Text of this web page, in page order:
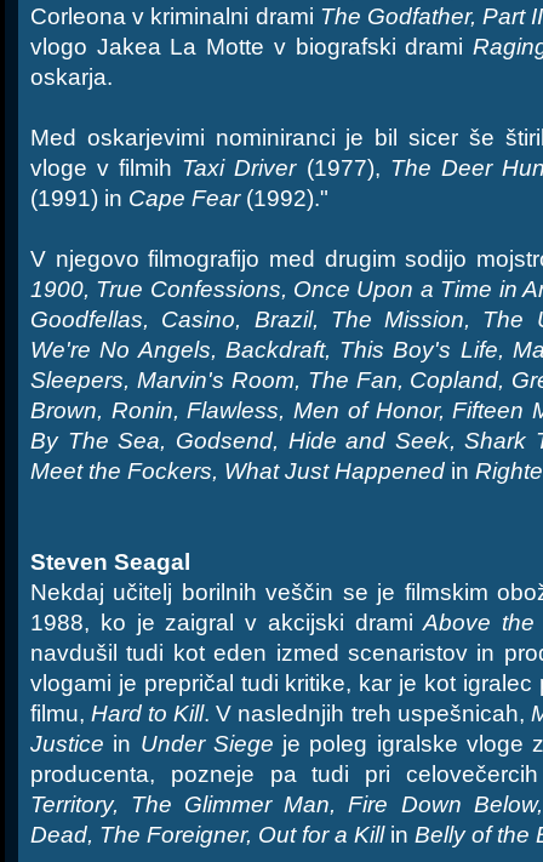
Corleona v kriminalni drami The Godfather, Part
vlogo Jakea La Motte v biografski drami
oskarja.
Med oskarjevimi nominiranci je bil sicer še
vloge v filmih Taxi Driver(1977), The Deer
(1991) in Cape Fear(1992)."
V njegovo filmografijo med drugim sodijo
1900, True Confessions, Once Upon a Time in
Goodfellas, Casino, Brazil, The Mission, The
We're No Angels, Backdraft, This Boy's Life,
Sleepers, Marvin's Room, The Fan, Copland,
Brown, Ronin, Flawless, Men of Honor, Fifteen
By The Sea, Godsend, Hide and Seek, Shark
Meet the Fockers, What Just Happened in
Steven Seagal
Nekdaj učitelj borilnih veščin se je filmskim
1988, ko je zaigral v akcijski dramiAbove the
navdušil tudi kot eden izmed scenaristov in
vlogami je prepričal tudi kritike, kar je kot igralec
filmu,Hard to Kill. V naslednjih treh uspešnicah,
Justice in Under Siege je poleg igralske vloge
producenta, pozneje pa tudi pri
Territory, The Glimmer Man, Fire Down
Dead, The Foreigner, Out for a Killin Belly of the